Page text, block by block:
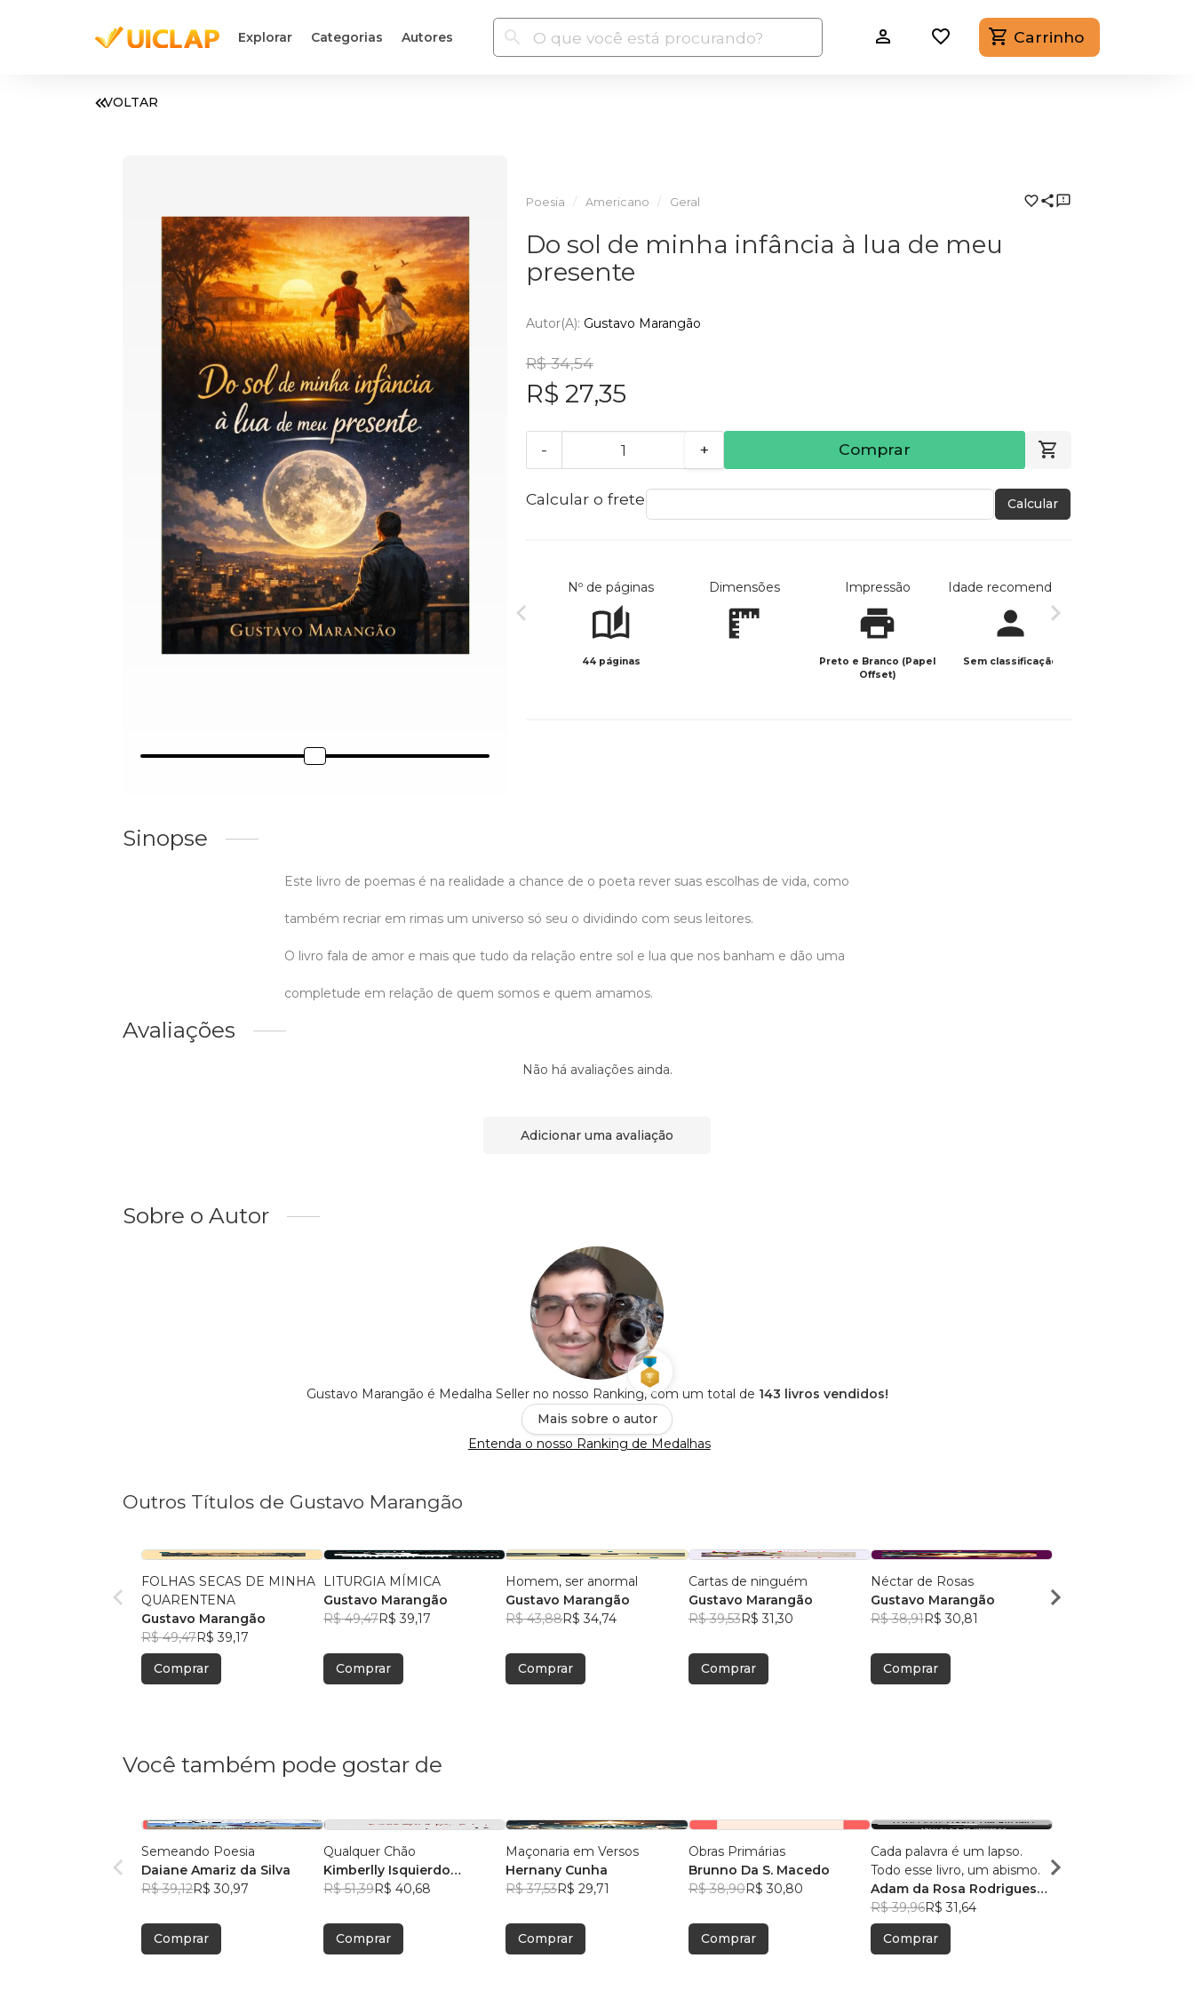
Explorar Categorias Autores Carrinho
VOLTAR
Poesia Americano Geral
Do sol de minha infância à lua de meu
presente
Autor(a): Gustavo Marangão
R$ 34,54
R$ 27,35
- + Comprar
Calcular o frete Calcular
Nº de páginas
44 páginas
Dimensões Impressão
Preto e Branco (Papel
Offset)
Idade recomendada
Sem classificação
Sinopse
Este livro de poemas é na realidade a chance de o poeta rever suas escolhas de vida, como
também recriar em rimas um universo só seu o dividindo com seus leitores.
O livro fala de amor e mais que tudo da relação entre sol e lua que nos banham e dão uma
completude em relação de quem somos e quem amamos.
Avaliações
Não há avaliações ainda.
Adicionar uma avaliação
Sobre o Autor
Gustavo Marangão é Medalha Seller no nosso Ranking, com um total de 143 livros vendidos!
Mais sobre o autor
Entenda o nosso Ranking de Medalhas
Outros Títulos de Gustavo Marangão
FOLHAS SECAS DE MINHA
QUARENTENA
Gustavo Marangão
R$ 49,47R$ 39,17
Comprar
LITURGIA MÍMICA
Gustavo Marangão
R$ 49,47R$ 39,17
Comprar
Homem, ser anormal
Gustavo Marangão
R$ 43,88R$ 34,74
Comprar
Cartas de ninguém
Gustavo Marangão
R$ 39,53R$ 31,30
Comprar
Néctar de Rosas
Gustavo Marangão
R$ 38,91R$ 30,81
Comprar
Gustavo Marangão
Você também pode gostar de
Semeando Poesia
Daiane Amariz da Silva
R$ 39,12R$ 30,97
Comprar
Qualquer Chão
Kimberlly Isquierdo
Bongalhardo
R$ 51,39R$ 40,68
Comprar
Maçonaria em Versos
Hernany Cunha
R$ 37,53R$ 29,71
Comprar
Obras Primárias
Brunno Da S. Macedo
R$ 38,90R$ 30,80
Comprar
Cada palavra é um lapso.
Todo esse livro, um abismo.
Adam da Rosa Rodrigues
de Medeiros
R$ 39,96R$ 31,64
Comprar
Monike Tavares